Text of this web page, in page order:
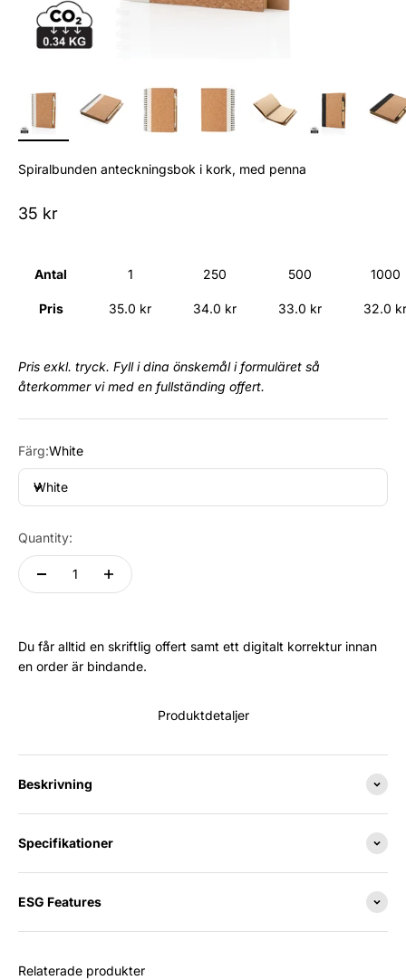
Spiralbunden anteckningsbok i kork, med penna
Sale price
35 kr
Antal
Pris
1
35.0 kr
250
34.0 kr
500
33.0 kr
1000
32.0 kr
Pris exkl. tryck. Fyll i dina önskemål i formuläret så
återkommer vi med en fullständing offert.
Färg:White
White
Quantity:
Du får alltid en skriftlig offert samt ett digitalt korrektur innan
en order är bindande.
Produktdetaljer
Beskrivning
Specifikationer
ESG Features
Relaterade produkter